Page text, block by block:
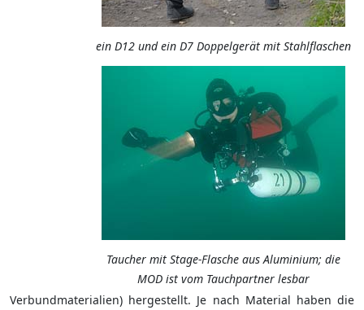
ein D12 und ein D7 Doppelgerät mit Stahlflaschen
Taucher mit Stage-Flasche aus Aluminium; die
MOD ist vom Tauchpartner lesbar
Verbundmaterialien) hergestellt. Je nach Material haben die